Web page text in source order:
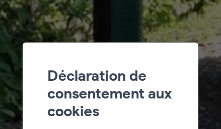
Déclaration de
consentement aux
cookies